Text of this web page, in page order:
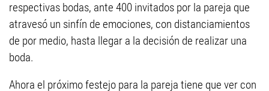
respectivas bodas, ante 400 invitados por la pareja que
atravesó un sinfín de emociones, con distanciamientos
de por medio, hasta llegar a la decisión de realizar una
boda.
Ahora el próximo festejo para la pareja tiene que ver con